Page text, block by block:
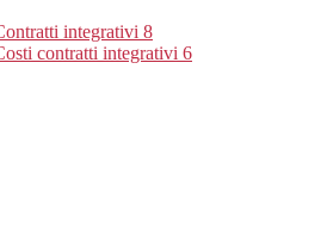
integrativi 8
contratti integrativi 6